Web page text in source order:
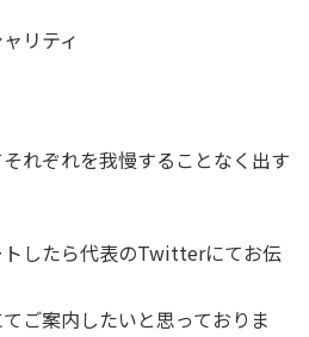
リティ
れぞれを我慢することなく出す
トしたら代表のTwitterにてお伝
ご案内したいと思っておりま